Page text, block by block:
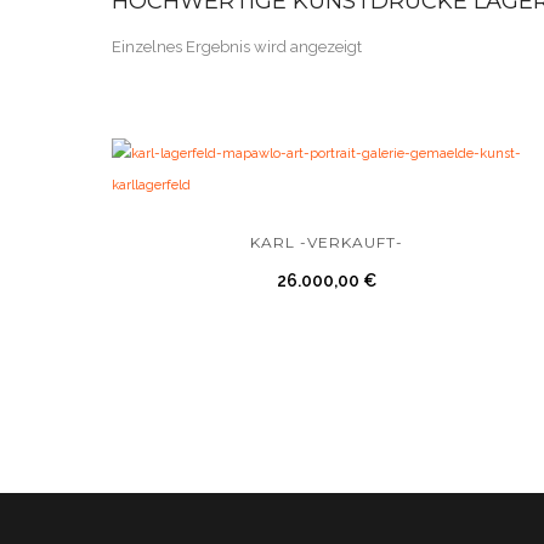
Einzelnes Ergebnis wird angezeigt
KARL -VERKAUFT-
26.000,00 €